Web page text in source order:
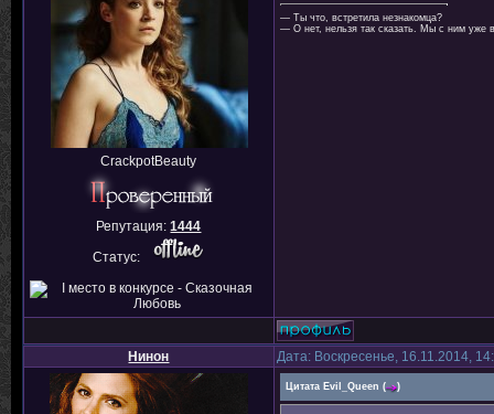
CrackpotBeauty
Репутация:1444
Статус:
— Ты что, встретила незнакомца?
— О нет, нельзя так сказать. Мы с ним уже
Нинон Дата: Воскресенье, 16.11.2014,
Цитата Evil_Queen ( )